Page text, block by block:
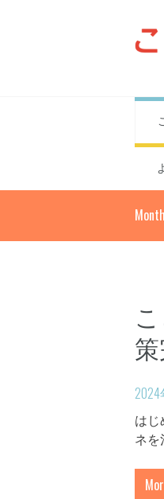
2024
は
ネ